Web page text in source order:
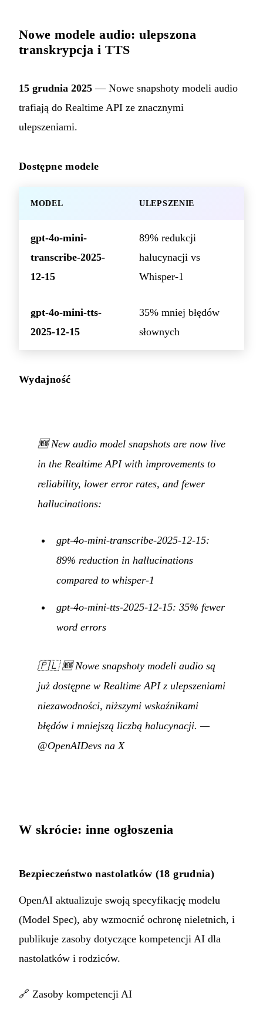
Nowe modele audio: ulepszona
transkrypcja i TTS
15 grudnia 2025 — Nowe snapshoty modeli audio
trafiają do Realtime API ze znacznymi
ulepszeniami.
Dostępne modele
MODEL ULEPSZENIE
gpt-4o-mini-
transcribe-2025-
12-15
89% redukcji
halucynacji vs
Whisper-1
gpt-4o-mini-tts-
2025-12-15
35% mniej błędów
słownych
Wydajność
🆕 New audio model snapshots are now live
in the Realtime API with improvements to
reliability, lower error rates, and fewer
hallucinations:
gpt-4o-mini-transcribe-2025-12-15:
89% reduction in hallucinations
compared to whisper-1
gpt-4o-mini-tts-2025-12-15: 35% fewer
word errors
🇵🇱🆕 Nowe snapshoty modeli audio są
już dostępne w Realtime API z ulepszeniami
niezawodności, niższymi wskaźnikami
błędów i mniejszą liczbą halucynacji. —
@OpenAIDevs na X
W skrócie: inne ogłoszenia
Bezpieczeństwo nastolatków (18 grudnia)
OpenAI aktualizuje swoją specyfikację modelu
(Model Spec), aby wzmocnić ochronę nieletnich, i
publikuje zasoby dotyczące kompetencji AI dla
nastolatków i rodziców.
🔗 Zasoby kompetencji AI